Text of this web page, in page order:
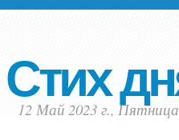
Стих
12 Май 2023 г., Пятница